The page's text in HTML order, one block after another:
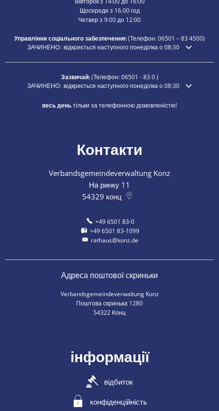
Щосереди з 16.00 год
Четвер з 9:00 до 12:00
Управління соціального забезпечення:(Телефон:06501 – 834500)
Натисніть, щоб приховати додатковий час відкриття або закриття
ЗАЧИНЕНО: відкриється наступного понеділка о 08:30
Зазвичай:(Телефон:06501 - 83 0)
Натисніть, щоб приховати додатковий час відкриття або закриття
ЗАЧИНЕНО: відкриється наступного понеділка о 08:30
весь деньтільки за телефонною домовленістю!
Контакти
Verbandsgemeindeverwaltung Konz
На ринку 11
54329 конц
+49 6501 83-0
+49 6501 83-1099
rathaus@konz.de
Адреса поштової скриньки
Verbandsgemeindeverwaltung Konz
Поштова скринька 1280
54322 Конц
інформації
відбиток
конфіденційність